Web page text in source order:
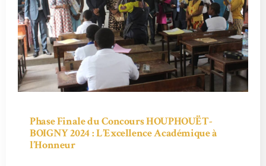
Phase Finale du Concours HOUPHOUËT-
BOIGNY 2024 : L’Excellence Académique à
l’Honneur